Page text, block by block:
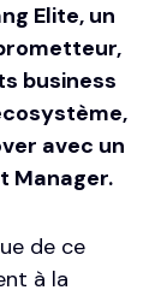
Elite, un
business
avec un
Manager.
de ce
à la